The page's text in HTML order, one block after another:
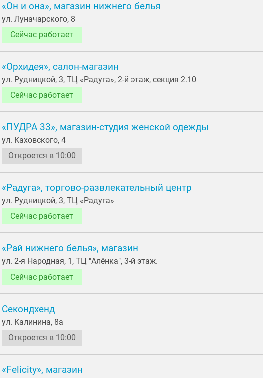
«Он и она», магазин нижнего белья
ул. Луначарского, 8
Сейчас работает
«Орхидея», салон-магазин
ул. Рудницкой, 3, ТЦ «Радуга», 2-й этаж, секция 2.10
Сейчас работает
«ПУДРА 33», магазин-студия женской одежды
ул. Каховского, 4
Откроется в 10:00
«Радуга», торгово-развлекательный центр
ул. Рудницкой, 3, ТЦ «Радуга»
Сейчас работает
«Рай нижнего белья», магазин
ул. 2-я Народная, 1, ТЦ "Алёнка", 3-й этаж.
Сейчас работает
Секондхенд
ул. Калинина, 8а
Откроется в 10:00
«Felicity», магазин